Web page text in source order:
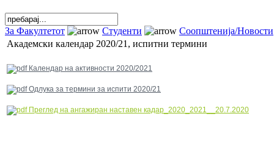
За Факултетот Студенти Соопштенија/Новости
Академски календар 2020/21, испитни термини
Календар на активности 2020/2021
Одлука за термини за испити 2020/21
Преглед на ангажиран наставен кадар_2020_2021__20.7.2020